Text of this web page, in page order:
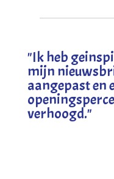
"Ik heb
mijn
aangepast en
verhoogd."